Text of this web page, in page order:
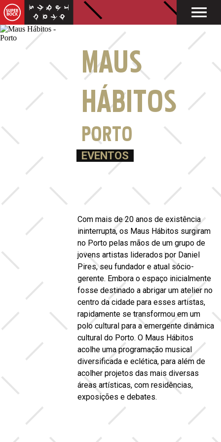
MAUS
HÁBITOS
PORTO
EVENTOS
Com mais de 20 anos de existência
ininterrupta, os Maus Hábitos surgiram
no Porto pelas mãos de um grupo de
jovens artistas liderados por Daniel
Pires, seu fundador e atual sócio-
gerente. Embora o espaço inicialmente
fosse destinado a abrigar um atelier no
centro da cidade para esses artistas,
rapidamente se transformou em um
polo cultural para a emergente dinâmica
cultural do Porto. O Maus Hábitos
acolhe uma programação musical
diversificada e eclética, para além de
acolher projetos das mais diversas
áreas artísticas, com residências,
exposições e debates.